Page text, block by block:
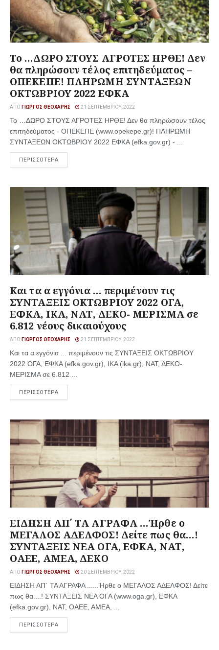
Το …ΔΩΡΟ ΣΤΟΥΣ ΑΓΡΟΤΕΣ ΗΡΘΕ! Δεν
θα πληρώσουν τέλος επιτηδεύματος –
ΟΠΕΚΕΠΕ! ΠΛΗΡΩΜΗ ΣΥΝΤΑΞΕΩΝ
ΟΚΤΩΒΡΙΟΥ 2022 ΕΦΚΑ
ΑΠΌ ΓΙΏΡΓΟΣ ΘΕΟΧΆΡΗΣ 21 ΣΕΠΤΕΜΒΡΊΟΥ, 2022
Το …ΔΩΡΟ ΣΤΟΥΣ ΑΓΡΟΤΕΣ ΗΡΘΕ! Δεν θα πληρώσουν τέλος
επιτηδεύματος - ΟΠΕΚΕΠΕ (www.opekepe.gr)! ΠΛΗΡΩΜΗ
ΣΥΝΤΑΞΕΩΝ ΟΚΤΩΒΡΙΟΥ 2022 ΕΦΚΑ (efka.gov.gr) - ...
ΠΕΡΙΣΣΟΤΕΡΑ
Και τα α εγγόνια … περιμένουν τις
ΣΥΝΤΑΞΕΙΣ ΟΚΤΩΒΡΙΟΥ 2022 ΟΓΑ,
ΕΦΚΑ, ΙΚΑ, ΝΑΤ, ΔΕΚΟ- ΜΕΡΙΣΜΑ σε
6.812 νέους δικαιούχους
ΑΠΌ ΓΙΏΡΓΟΣ ΘΕΟΧΆΡΗΣ 21 ΣΕΠΤΕΜΒΡΊΟΥ, 2022
Και τα α εγγόνια ... περιμένουν τις ΣΥΝΤΑΞΕΙΣ ΟΚΤΩΒΡΙΟΥ
2022 ΟΓΑ, ΕΦΚΑ (efka.gov.gr), ΙΚΑ (ika.gr), ΝΑΤ, ΔΕΚΟ-
ΜΕΡΙΣΜΑ σε 6.812 ...
ΠΕΡΙΣΣΟΤΕΡΑ
ΕΙΔΗΣΗ ΑΠ΄ ΤΑ ΑΓΡΑΦΑ …Ήρθε ο
ΜΕΓΑΛΟΣ ΑΔΕΛΦΟΣ! Δείτε πως θα…!
ΣΥΝΤΑΞΕΙΣ ΝΕΑ ΟΓΑ, ΕΦΚΑ, ΝΑΤ,
ΟΑΕΕ, ΑΜΕΑ, ΔΕΚΟ
ΑΠΌ ΓΙΏΡΓΟΣ ΘΕΟΧΆΡΗΣ 20 ΣΕΠΤΕΜΒΡΊΟΥ, 2022
ΕΙΔΗΣΗ ΑΠ΄ ΤΑ ΑΓΡΑΦΑ ......Ήρθε ο ΜΕΓΑΛΟΣ ΑΔΕΛΦΟΣ! Δείτε
πως θα....! ΣΥΝΤΑΞΕΙΣ ΝΕΑ ΟΓΑ (www.oga.gr), ΕΦΚΑ
(efka.gov.gr), ΝΑΤ, ΟΑΕΕ, ΑΜΕΑ, ...
ΠΕΡΙΣΣΟΤΕΡΑ